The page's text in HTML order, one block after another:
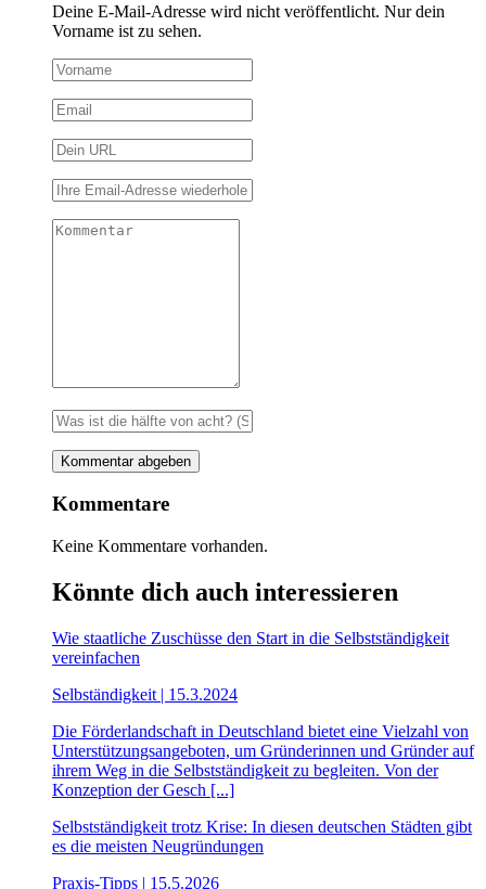
Deine E-Mail-Adresse wird nicht veröffentlicht. Nur dein
Vorname ist zu sehen.
Kommentare
Keine Kommentare vorhanden.
Könnte dich auch interessieren
Wie staatliche Zuschüsse den Start in die Selbstständigkeit
vereinfachen
Selbständigkeit | 15.3.2024
Die Förderlandschaft in Deutschland bietet eine Vielzahl von
Unterstützungsangeboten, um Gründerinnen und Gründer auf
ihrem Weg in die Selbstständigkeit zu begleiten. Von der
Konzeption der Gesch [...]
Selbstständigkeit trotz Krise: In diesen deutschen Städten gibt
es die meisten Neugründungen
Praxis-Tipps | 15.5.2026